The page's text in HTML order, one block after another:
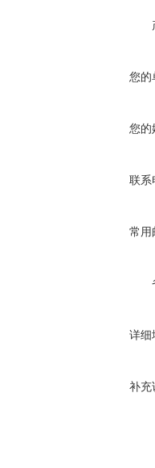
您的
您的
联系
常用
详细
补充